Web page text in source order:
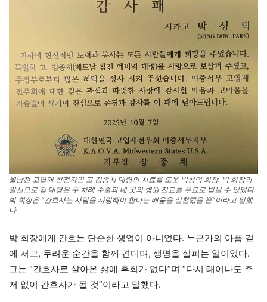
월남전 고엽제 참전자인 고 김종치 대령의 치료를 도운 박성덕 회장. 박 회장의
알선으로 김 대령은 두 차례 수술과 네 곳의 병원 진료를 무료로 받을 수 있었다.
박 회장은 “간호사는 사람을 사랑해야 한다는 배움을 실천했을 뿐”이라고 말했
다.
박 회장에게 간호는 단순한 생업이 아니었다. 누군가의 아픔 곁
에 서고, 두려운 순간을 함께 견디며, 생명을 살피는 일이었다.
그는 “간호사로 살아온 삶에 후회가 없다”며 “다시 태어나도 주
저 없이 간호사가 될 것”이라고 말했다.